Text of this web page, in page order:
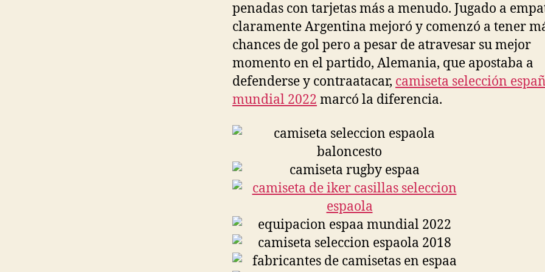
penadas con tarjetas más a menudo. Jugado a
claramente Argentina mejoró y comenzó a tener
chances de gol pero a pesar de atravesar su mejor
momento en el partido, Alemania, que apostaba a
defenderse y contraatacar, camiseta selección
mundial 2022 marcó la diferencia.